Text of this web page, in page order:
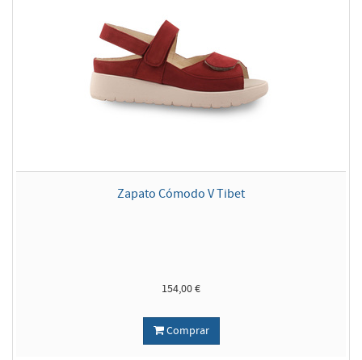
Zapato Cómodo V Tibet
154,00 €
Comprar